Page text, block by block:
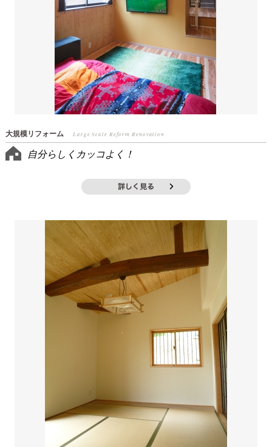
大規模リフォーム Large Scale Reform Renovation
自分らしくカッコよく！